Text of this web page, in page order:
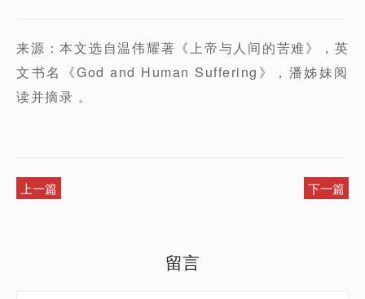
来源：本文选自温伟耀著《上帝与人间的苦难》，英
文书名《God and Human Suffering》，潘姊妹阅
读并摘录 。
上一篇 下一篇
留言